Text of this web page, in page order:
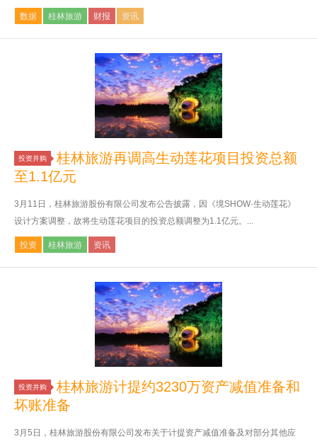
数据 桂林旅游 财报 资讯
投资并购
桂林旅游再调高生动莲花项目投资总额
至1.1亿元
3月11日，桂林旅游股份有限公司发布公告披露，因《境SHOW·生动莲花》
设计方案调整，故将生动莲花项目的投资总额调整为1.1亿元。...
投资 桂林旅游 资讯
投资并购
桂林旅游计提约3230万资产减值准备和
坏账准备
3月5日，桂林旅游股份有限公司发布关于计提资产减值准备及对部分其他应